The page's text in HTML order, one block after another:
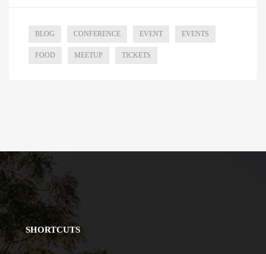
BLOG CONFERENCE EVENT EVENTS
FOOD MEETUP TICKETS
SHORTCUTS